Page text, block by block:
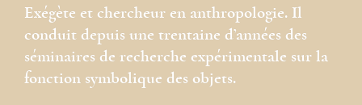
Exégète et chercheur en anthropologie. Il
conduit depuis une trentaine d’années des
séminaires de recherche expérimentale sur la
fonction symbolique des objets.